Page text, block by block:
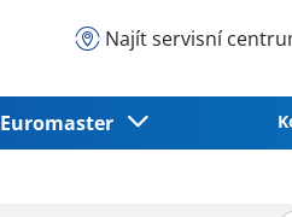
Najít servisní
Euromaster